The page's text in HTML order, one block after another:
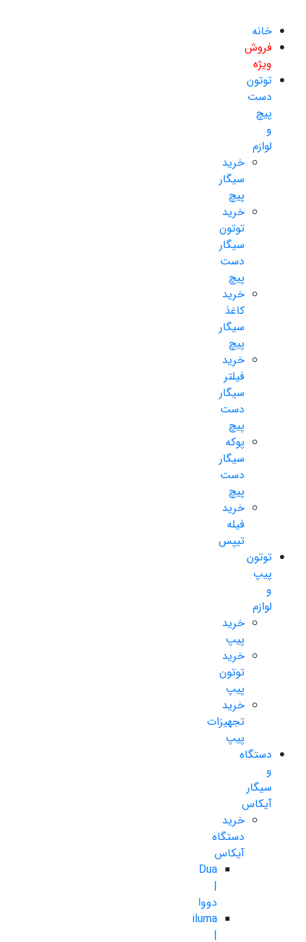
خانه
فروش
ویژه
توتون
دست
پیچ
و
لوازم
خرید
سیگار
پیچ
خرید
توتون
سیگار
دست
پیچ
خرید
کاغذ
سیگار
پیچ
خرید
فیلتر
سیگار
دست
پیچ
پوکه
سیگار
دست
پیچ
خرید
فیله
تیپس
توتون
پیپ
و
لوازم
خرید
پیپ
خرید
توتون
پیپ
خرید
تجهیزات
پیپ
دستگاه
و
سیگار
آیکاس
خرید
دستگاه
آیکاس
Dua
|
دووا
iluma
|